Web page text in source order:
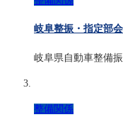
岐阜整振・指定部
岐阜県自動車整備
整備関係